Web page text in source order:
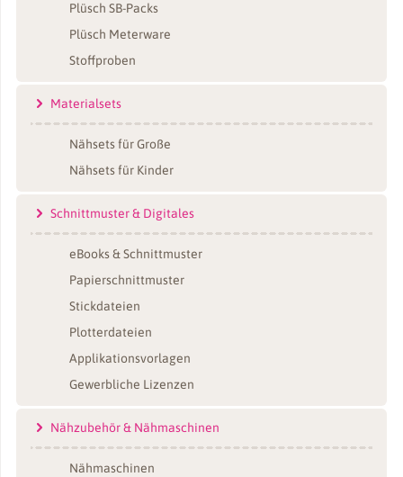
Plüsch SB-Packs
Plüsch Meterware
Stoffproben
Materialsets
Nähsets für Große
Nähsets für Kinder
Schnittmuster & Digitales
eBooks & Schnittmuster
Papierschnittmuster
Stickdateien
Plotterdateien
Applikationsvorlagen
Gewerbliche Lizenzen
Nähzubehör & Nähmaschinen
Nähmaschinen